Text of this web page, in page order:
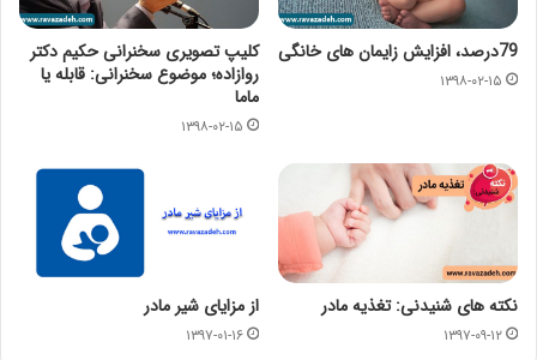
79درصد، افزایش زایمان های خانگی
۱۳۹۸-۰۲-۱۵
کلیپ تصویری سخنرانی حکیم دکتر
روازاده؛ موضوع سخنرانی: قابله یا
ماما
۱۳۹۸-۰۲-۱۵
نکته های شنیدنی: تغذیه مادر
۱۳۹۷-۰۹-۱۲
از مزایای شیر مادر
۱۳۹۷-۰۱-۱۶